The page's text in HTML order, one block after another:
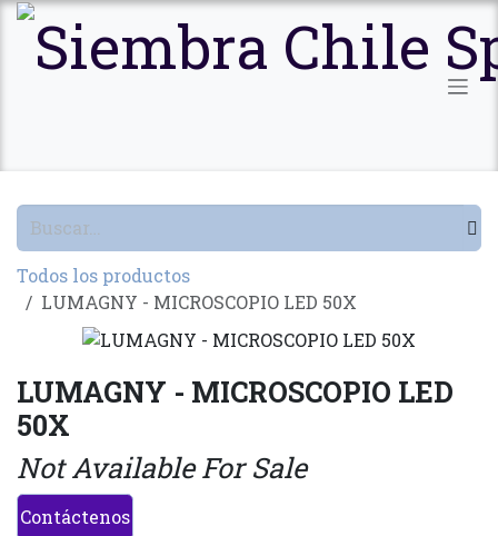
Ir al contenido
Todos los productos
LUMAGNY - MICROSCOPIO LED 50X
LUMAGNY - MICROSCOPIO LED
50X
Not Available For Sale
Contáctenos